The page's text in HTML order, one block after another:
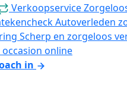
Verkoopservice
Autoverleden
Scherp en zorgeloos
online
in